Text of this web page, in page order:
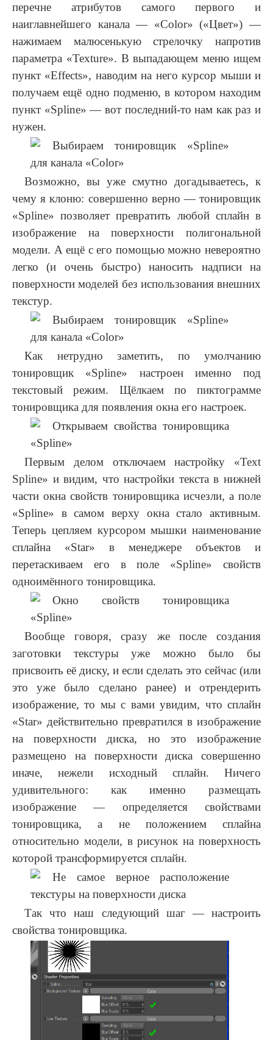
перечне атрибутов самого первого и
наиглавнейшего канала — «Color» («Цвет») —
нажимаем малюсенькую стрелочку напротив
параметра «Texture». В выпадающем меню ищем
пункт «Effects», наводим на него курсор мыши и
получаем ещё одно подменю, в котором находим
пункт «Spline» — вот последний-то нам как раз и
нужен.
Возможно, вы уже смутно догадываетесь, к
чему я клоню: совершенно верно — тонировщик
«Spline» позволяет превратить любой сплайн в
изображение на поверхности полигональной
модели. А ещё с его помощью можно невероятно
легко (и очень быстро) наносить надписи на
поверхности моделей без использования внешних
текстур.
Как нетрудно заметить, по умолчанию
тонировщик «Spline» настроен именно под
текстовый режим. Щёлкаем по пиктограмме
тонировщика для появления окна его настроек.
Первым делом отключаем настройку «Text
Spline» и видим, что настройки текста в нижней
части окна свойств тонировщика исчезли, а поле
«Spline» в самом верху окна стало активным.
Теперь цепляем курсором мышки наименование
сплайна «Star» в менеджере объектов и
перетаскиваем его в поле «Spline» свойств
одноимённого тонировщика.
Вообще говоря, сразу же после создания
заготовки текстуры уже можно было бы
присвоить её диску, и если сделать это сейчас (или
это уже было сделано ранее) и отрендерить
изображение, то мы с вами увидим, что сплайн
«Star» действительно превратился в изображение
на поверхности диска, но это изображение
размещено на поверхности диска совершенно
иначе, нежели исходный сплайн. Ничего
удивительного: как именно размещать
изображение — определяется свойствами
тонировщика, а не положением сплайна
относительно модели, в рисунок на поверхность
которой трансформируется сплайн.
Так что наш следующий шаг — настроить
свойства тонировщика.